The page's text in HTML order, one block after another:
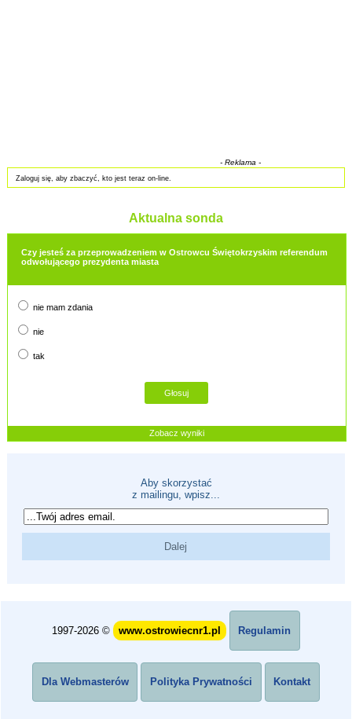
- Reklama -
Zaloguj się, aby zbaczyć, kto jest teraz on-line.
Aktualna sonda
Czy jesteś za przeprowadzeniem w Ostrowcu Świętokrzyskim referendum
odwołującego prezydenta miasta
nie mam zdania
nie
tak
Zobacz wyniki
Aby skorzystać
z mailingu, wpisz...
1997-2026 © www.ostrowiecnr1.pl Regulamin
Dla Webmasterów Polityka Prywatności Kontakt